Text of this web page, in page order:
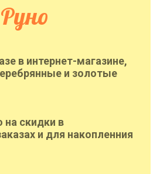
в интернет-магазине,
и золотые
на скидки в
и для накопленния